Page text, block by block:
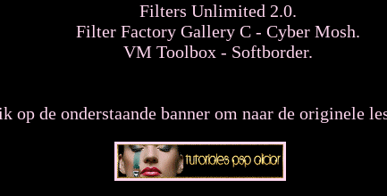
Filters Unlimited 2.0.
Filter Factory Gallery C - Cyber Mosh.
VM Toolbox - Softborder.
op de onderstaande banner om naar de originele